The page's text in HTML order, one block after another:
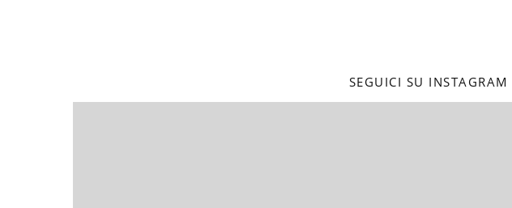
SEGUICI SU INSTAGRAM